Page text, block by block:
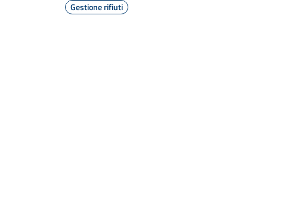
Gestione rifiuti